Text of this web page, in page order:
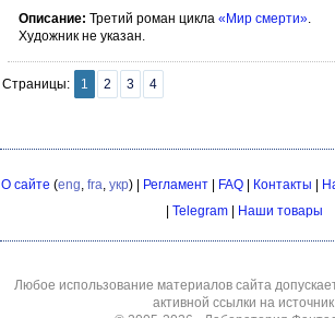
Описание: Третий роман цикла «Мир смерти».
Художник не указан.
Страницы: 1 2 3 4
О сайте (eng, fra, укр) | Регламент| FAQ| Контакты
Telegram Наши товары
Любое использование материалов сайта
активной ссылки на